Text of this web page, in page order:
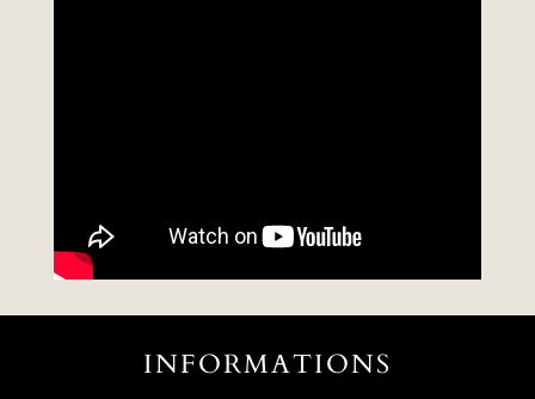
INFORMATIONS